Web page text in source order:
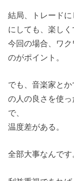
結局、トレード
にしても、楽しく
今回の場合、ワ
のがポイント。
でも、音楽家と
の人の良さを使
で、
温度差がある。
全部大事なんです